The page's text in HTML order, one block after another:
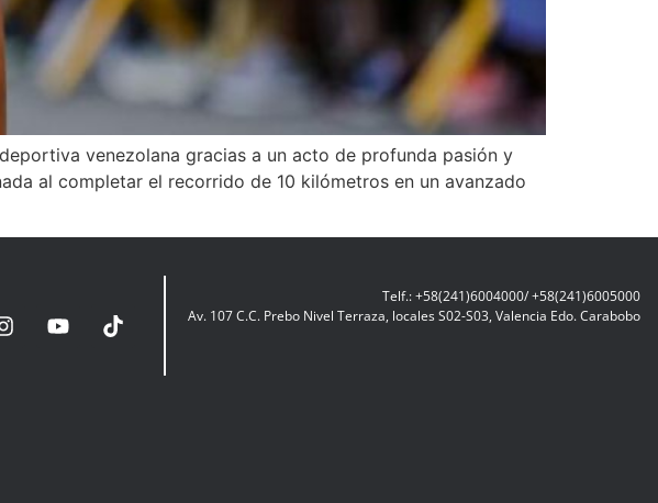
venezolana gracias a un acto de profunda pasión y
al completar el recorrido de 10 kilómetros en un avanzado
Telf.: +58(241)6004000/ +58(241)6005000
Av. 107 C.C. Prebo Nivel Terraza, locales S02-S03, Valencia Edo. Carabobo